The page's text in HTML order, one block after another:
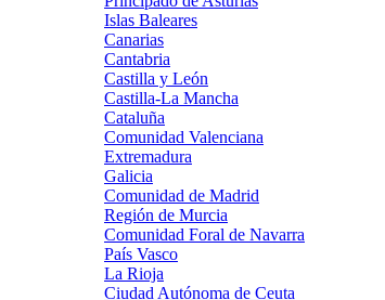
Islas Baleares
Canarias
Cantabria
Castilla y León
Castilla-La Mancha
Cataluña
Comunidad Valenciana
Extremadura
Galicia
Comunidad de Madrid
Región de Murcia
Comunidad Foral de Navarra
País Vasco
La Rioja
Ciudad Autónoma de Ceuta